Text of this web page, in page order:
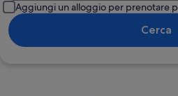
Aggiungi un alloggio per prenotare
Cerca